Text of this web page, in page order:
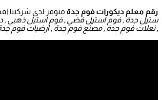
رقم معلم ديكورات فوم جدة متوفر لدى شركتنا
ستيل جدة , فوم استيل فضي , فوم استيل ذهبي ,
, نعلات فوم جدة , مصنع فوم جدة , ارضيات فوم